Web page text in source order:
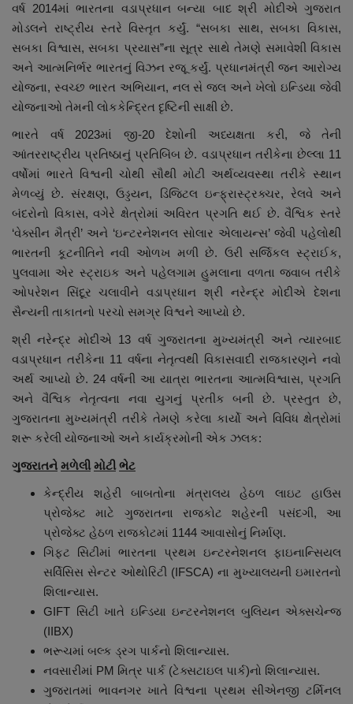
વર્ષ 2014માં ભારતના વડાપ્રધાન બન્યા બાદ શ્રી મોદીએ ગુજરાત
મોડલને રાષ્ટ્રીય સ્તરે વિસ્તૃત કર્યું. “સબકા સાથ, સબકા વિકાસ,
સબકા વિશ્વાસ, સબકા પ્રયાસ”ના સૂત્ર સાથે તેમણે સમાવેશી વિકાસ
અને આત્મનિર્ભર ભારતનું વિઝન રજૂ કર્યું. પ્રધાનમંત્રી જન આરોગ્ય
યોજના, સ્વચ્છ ભારત અભિયાન, નલ સે જલ અને ખેલો ઇન્ડિયા જેવી
યોજનાઓ તેમની લોકકેન્દ્રિત દૃષ્ટિની સાક્ષી છે.
ભારતે વર્ષ 2023માં જી-20 દેશોની અધ્યક્ષતા કરી, જે તેની
આંતરરાષ્ટ્રીય પ્રતિષ્ઠાનું પ્રતિબિંબ છે. વડાપ્રધાન તરીકેના છેલ્લા 11
વર્ષોમાં ભારતે વિશ્વની ચોથી સૌથી મોટી અર્થવ્યવસ્થા તરીકે સ્થાન
મેળવ્યું છે. સંરક્ષણ, ઉડ્ડયન, ડિજિટલ ઇન્ફ્રાસ્ટ્રક્ચર, રેલવે અને
બંદરોનો વિકાસ, વગેરે ક્ષેત્રોમાં અવિરત પ્રગતિ થઈ છે. વૈશ્વિક સ્તરે
‘વેક્સીન મૈત્રી’ અને ‘ઇન્ટરનેશનલ સોલાર એલાયન્સ’ જેવી પહેલોથી
ભારતની કૂટનીતિને નવી ઓળખ મળી છે. ઉરી સર્જિકલ સ્ટ્રાઈક,
પુલવામા એર સ્ટ્રાઇક અને પહેલગામ હુમલાના વળતા જવાબ તરીકે
ઓપરેશન સિંદૂર ચલાવીને વડાપ્રધાન શ્રી નરેન્દ્ર મોદીએ દેશના
સૈન્યની તાકાતનો પરચો સમગ્ર વિશ્વને આપ્યો છે.
શ્રી નરેન્દ્ર મોદીએ 13 વર્ષ ગુજરાતના મુખ્યમંત્રી અને ત્યારબાદ
વડાપ્રધાન તરીકેના 11 વર્ષના નેતૃત્વથી વિકાસવાદી રાજકારણને નવો
અર્થ આપ્યો છે. 24 વર્ષની આ યાત્રા ભારતના આત્મવિશ્વાસ, પ્રગતિ
અને વૈશ્વિક નેતૃત્વના નવા યુગનું પ્રતીક બની છે. પ્રસ્તુત છે,
ગુજરાતના મુખ્યમંત્રી તરીકે તેમણે કરેલા કાર્યો અને વિવિધ ક્ષેત્રોમાં
શરૂ કરેલી યોજનાઓ અને કાર્યક્રમોની એક ઝલક:
ગુજરાતને મળેલી મોટી ભેટ
કેન્દ્રીય શહેરી બાબતોના મંત્રાલય હેઠળ લાઇટ હાઉસ
પ્રોજેક્ટ માટે ગુજરાતના રાજકોટ શહેરની પસંદગી, આ
પ્રોજેક્ટ હેઠળ રાજકોટમાં 1144 આવાસોનું નિર્માણ.
ગિફ્ટ સિટીમાં ભારતના પ્રથમ ઇન્ટરનેશનલ ફાઇનાન્સિયલ
સર્વિસિસ સેન્ટર ઓથોરિટી (IFSCA) ના મુખ્યાલયની ઇમારતનો
શિલાન્યાસ.
GIFT સિટી ખાતે ઇન્ડિયા ઇન્ટરનેશનલ બુલિયન એક્સચેન્જ
(IIBX)
ભરૂચમાં બલ્ક ડ્રગ પાર્કનો શિલાન્યાસ.
નવસારીમાં PM મિત્ર પાર્ક (ટેક્સટાઇલ પાર્ક)નો શિલાન્યાસ.
ગુજરાતમાં ભાવનગર ખાતે વિશ્વના પ્રથમ સીએનજી ટર્મિનલ